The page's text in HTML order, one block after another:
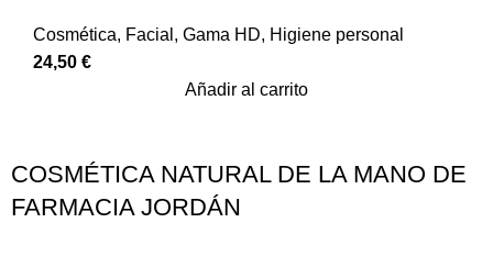
Cosmética, Facial , Gama HD, Higiene personal
24,50 €
Añadir al carrito
COSMÉTICA NATURAL DE LA MANO DE
FARMACIA JORDÁN